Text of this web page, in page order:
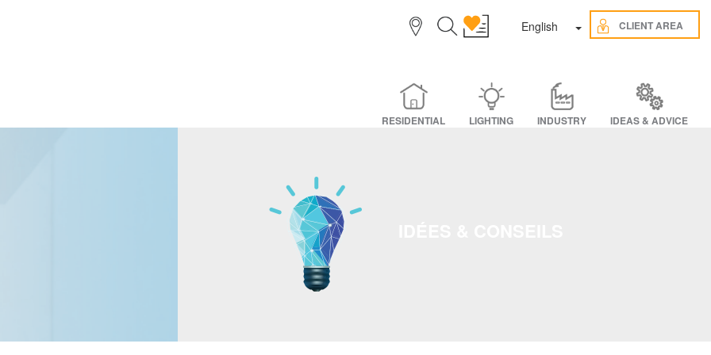
English Toggle Dropdown
CLIENT AREA
RESIDENTIAL LIGHTING INDUSTRY IDEAS & ADVICE